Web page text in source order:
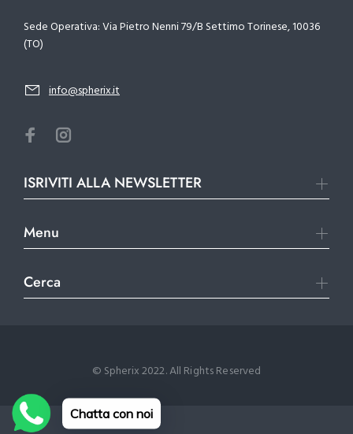
Sede Operativa: Via Pietro Nenni 79/B Settimo Torinese, 10036
(TO)
info@spherix.it
ISRIVITI ALLA NEWSLETTER
Menu
Cerca
© Spherix 2022. All Rights Reserved
Chatta con noi